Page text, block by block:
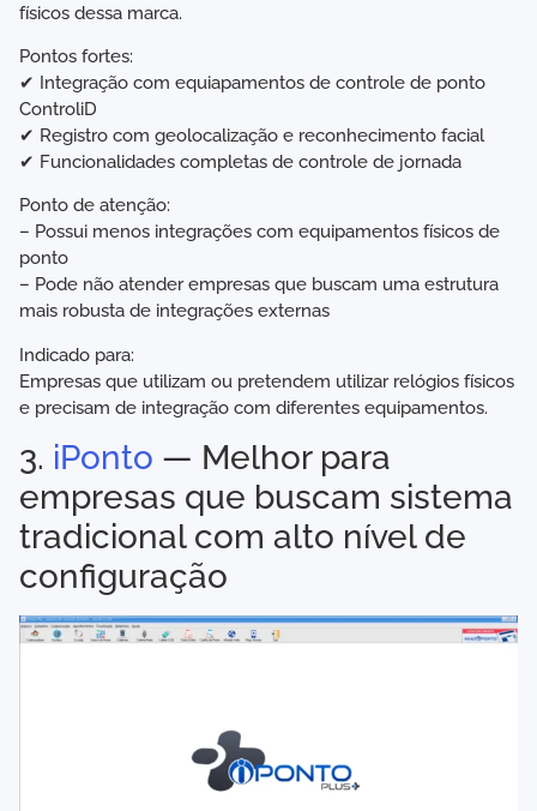
físicos dessa marca.
Pontos fortes:
✔ Integração com equiapamentos de controle de ponto
ControliD
✔ Registro com geolocalização e reconhecimento facial
✔ Funcionalidades completas de controle de jornada
Ponto de atenção:
– Possui menos integrações com equipamentos físicos de
ponto
– Pode não atender empresas que buscam uma estrutura
mais robusta de integrações externas
Indicado para:
Empresas que utilizam ou pretendem utilizar relógios físicos
e precisam de integração com diferentes equipamentos.
3. iPonto — Melhor para
empresas que buscam sistema
tradicional com alto nível de
configuração